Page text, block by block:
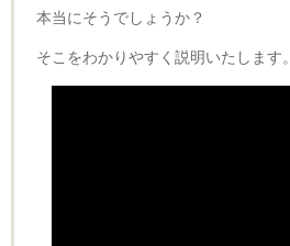
本当にそうでしょうか？
そこをわかりやすく説明いたします。